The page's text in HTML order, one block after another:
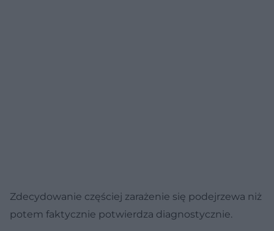
Zdecydowanie częściej zarażenie się podejrzewa niż
potem faktycznie potwierdza diagnostycznie.